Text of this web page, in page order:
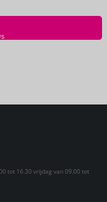
tot 16.30 vrijdag van 09.00 tot